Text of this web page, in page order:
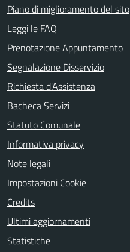
Piano di miglioramento del sito
Leggi le FAQ
Prenotazione Appuntamento
Segnalazione Disservizio
Richiesta d'Assistenza
Bacheca Servizi
Statuto Comunale
Informativa privacy
Note legali
Impostazioni Cookie
Credits
Ultimi aggiornamenti
Statistiche